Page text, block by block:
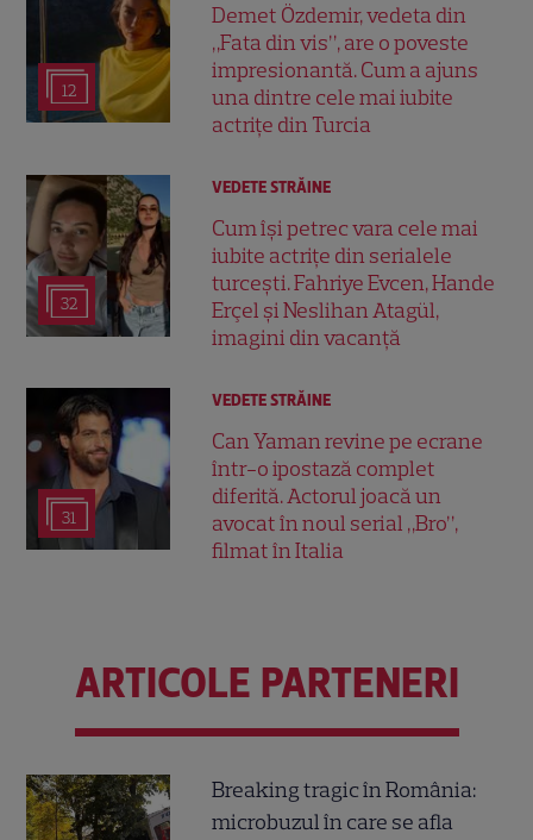
12
Demet Özdemir, vedeta din
„Fata din vis”, are o poveste
impresionantă. Cum a ajuns
una dintre cele mai iubite
actrițe din Turcia
32
VEDETE STRĂINE
Cum își petrec vara cele mai
iubite actrițe din serialele
turcești. Fahriye Evcen, Hande
Erçel și Neslihan Atagül,
imagini din vacanță
31
VEDETE STRĂINE
Can Yaman revine pe ecrane
într-o ipostază complet
diferită. Actorul joacă un
avocat în noul serial „Bro”,
filmat în Italia
ARTICOLE PARTENERI
Breaking tragic în România:
microbuzul în care se afla